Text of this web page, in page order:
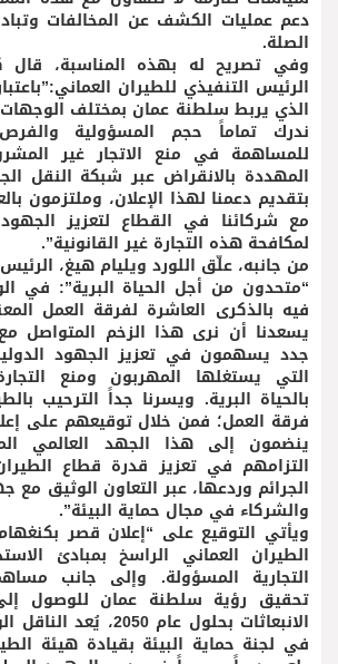
دعم عمليات الكشف عن المخالفات
الصلة.
وفي تصريح له بهذه المناسبة، قال
الرئيس التنفيذي للطيران
الذي يربط سلطنة عمان بمختلف الوجهات
ندرك تماماً حجم المسؤولية والفرص
للمساهمة في منع الاتجار غير
المهددة بالانقراض عبر شبكة النقل
بتقديم دعمنا لهذا الإعلان، وملتزمون
مع شركائنا في القطاع لتعزيز الجهود
لمكافحة هذه التجارة غير القانونية”.
من جانبه، علّق اللورد ويليام هيغ،
“متحدون من أجل الحياة البرية”: في
فيه بالذكرى العاشرة لفرقة العمل
يسعدنا أن نرى هذا الزخم المتواصل
جدد يسهمون في تعزيز الجهود
التي يستغلها المهربون ومنع
بالحياة البرية. ويسرنا جداً الترحيب
فرقة العمل؛ فمن خلال توقيعهم على
ينضمون إلى هذا الجهد العالمي
التزامهم في تعزيز قدرة قطاع
الجرائم وردعها، عبر التعاون الوثيق مع
والشركاء في مجال حماية البيئة”.
ويأتي التوقيع على “إعلان قصر
الطيران العماني الراسخ بمبادئ
التجارية المسؤولة. وإلى جانب
تحقيق رؤية سلطنة عمان للوصول
الانبعاثات بحلول عام
في لجنة حماية البيئة بقيادة هيئة